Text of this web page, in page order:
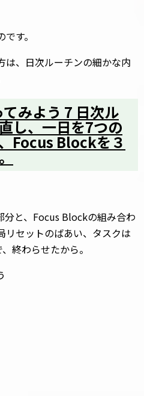
す。
は、日次ルーチンの細かな内
みよう 7 日次ル
し、一日を7つの
Focus Blockを３
分と、Focus Blockの組み合わ
リセットのばあい、タスクは
終わらせたから。